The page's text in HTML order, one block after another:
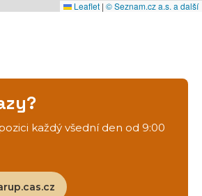
Leaflet | © Seznam.cz a.s. a další
každý všední den od 9:00